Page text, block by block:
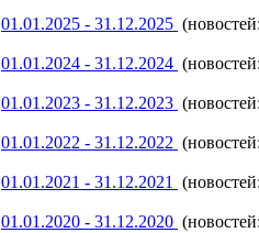
01.01.2025 - 31.12.2025
01.01.2024 - 31.12.2024
01.01.2023 - 31.12.2023
01.01.2022 - 31.12.2022
01.01.2021 - 31.12.2021
01.01.2020 - 31.12.2020